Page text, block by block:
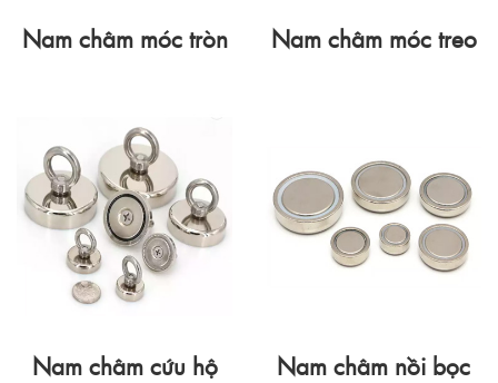
Nam châm móc tròn Nam châm móc treo
Nam châm cứu hộ
Nam châm nồi bọc